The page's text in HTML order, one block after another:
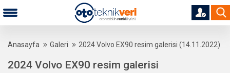
Anasayfa Galeri 2024 Volvo EX90 resim galerisi (14.11.2022)
2024 Volvo EX90 resim galerisi